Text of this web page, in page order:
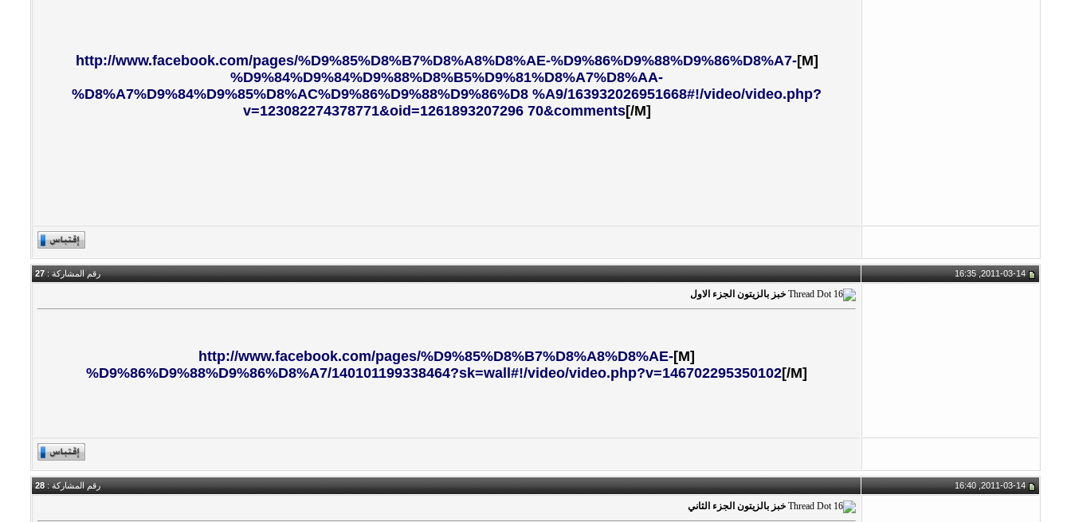
[M]
http://www.facebook.com/pages/%D9%85%D8%B7%D8%A8%D8%AE-%D9%86%D9%88%D9%86%D8%A7-
%D9%84%D9%84%D9%88%D8%B5%D9%81%D8%A7%D8%AA-
%D8%A7%D9%84%D9%85%D8%AC%D9%86%D9%88%D9%86%D8 %A9/163932026951668#!/video/video.php?
v=123082274378771&oid=1261893207296 70&comments[/M]
2011-03-14, 16:35 رقم المشاركة :27
خبز بالزيتون الجزء الاول
[M]
http://www.facebook.com/pages/%D9%85%D8%B7%D8%A8%D8%AE-
%D9%86%D9%88%D9%86%D8%A7/140101199338464?sk=wall#!/video/video.php?v=146702295350102[/M]
2011-03-14, 16:40 رقم المشاركة :28
خبز بالزيتون الجزء الثاني